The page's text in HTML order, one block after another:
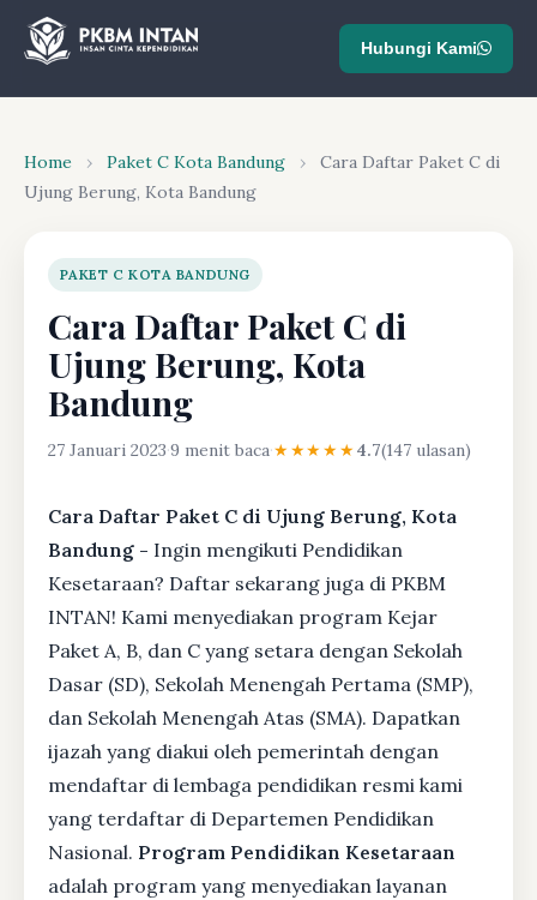
Hubungi Kami
Home › Paket C Kota Bandung ›
Cara Daftar Paket C di
Ujung Berung, Kota Bandung
PAKET C KOTA BANDUNG
Cara Daftar Paket C di
Ujung Berung, Kota
Bandung
27 Januari 2023·9 menit baca·★★★★★4.7(147 ulasan)
Cara Daftar Paket C di Ujung Berung, Kota
Bandung - Ingin mengikuti Pendidikan
Kesetaraan? Daftar sekarang juga di PKBM
INTAN! Kami menyediakan program Kejar
Paket A, B, dan C yang setara dengan Sekolah
Dasar (SD), Sekolah Menengah Pertama (SMP),
dan Sekolah Menengah Atas (SMA). Dapatkan
ijazah yang diakui oleh pemerintah dengan
mendaftar di lembaga pendidikan resmi kami
yang terdaftar di Departemen Pendidikan
Nasional. Program Pendidikan Kesetaraan
adalah program yang menyediakan layanan